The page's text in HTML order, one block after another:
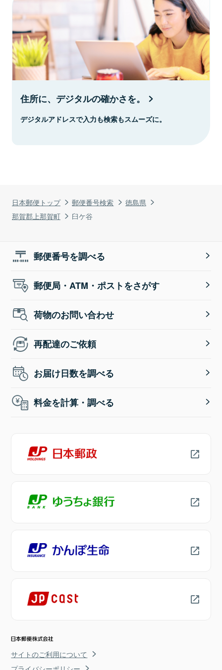
日本郵便トップ 郵便番号検索
徳島県
那賀郡上那賀町
臼ケ谷
住所に、デジタルの確かさを。
デジタルアドレスで入力も検索もスムーズに。
郵便番号を調べる
郵便局・ATM・ポストをさがす
荷物のお問い合わせ
再配達のご依頼
お届け日数を調べる
料金を計算・調べる
サイトのご利用について